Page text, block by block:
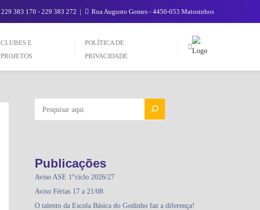
229 383 170 - 229 383 272 Rua Augusto Gomes - 4450-053 Matosinhos
CLUBES E
PROJETOS
POLÍTICA DE
PRIVACIDADE
Publicações
Aviso ASE 1°ciclo 2026/27
Aviso Férias 17 a 21/08
O talento da Escola Básica do Godinho faz a diferença!